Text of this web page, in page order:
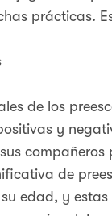
prácticas.
de los
y
compañeros
de
edad, y